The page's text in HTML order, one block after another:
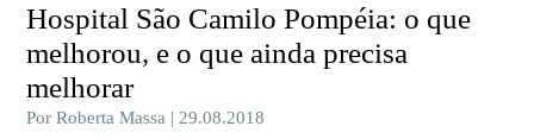
Hospital São Camilo Pompéia: o que
melhorou, e o que ainda precisa
melhorar
Por Roberta Massa | 29.08.2018